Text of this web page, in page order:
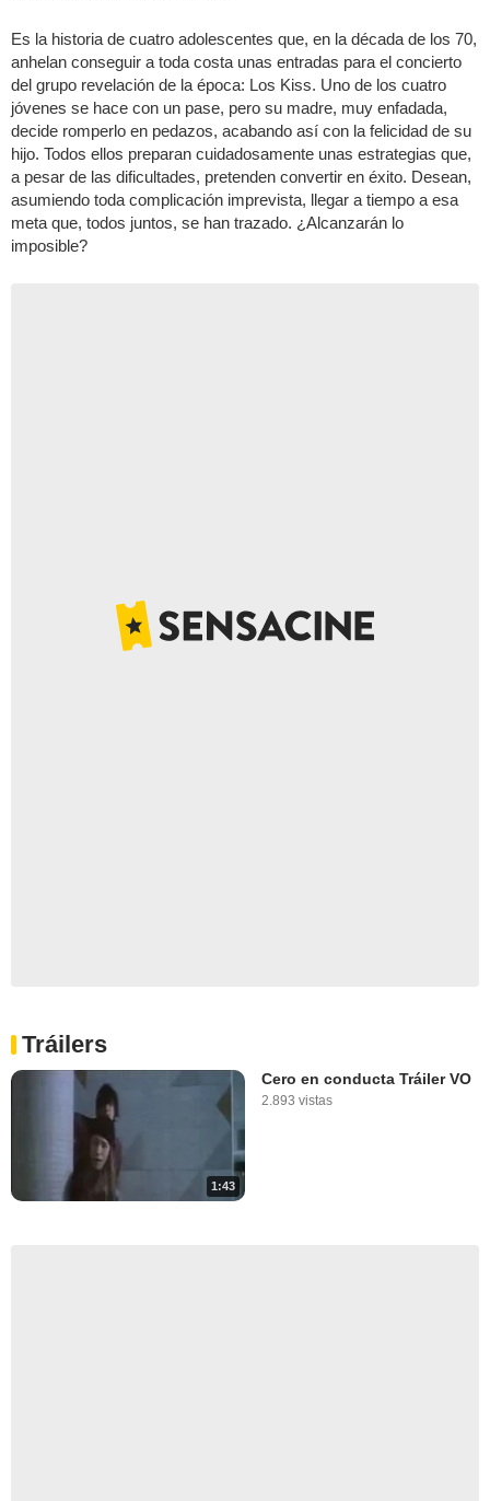
Es la historia de cuatro adolescentes que, en la década de los 70,
anhelan conseguir a toda costa unas entradas para el concierto
del grupo revelación de la época: Los Kiss. Uno de los cuatro
jóvenes se hace con un pase, pero su madre, muy enfadada,
decide romperlo en pedazos, acabando así con la felicidad de su
hijo. Todos ellos preparan cuidadosamente unas estrategias que,
a pesar de las dificultades, pretenden convertir en éxito. Desean,
asumiendo toda complicación imprevista, llegar a tiempo a esa
meta que, todos juntos, se han trazado. ¿Alcanzarán lo
imposible?
Tráilers
1:43
Cero en conducta Tráiler VO
2.893 vistas